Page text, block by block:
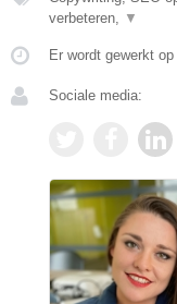
verbeteren,
▼
Er wordt gewerkt op
Sociale media: